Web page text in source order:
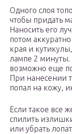
Одного слоя
чтобы придать
Наносить его
потом
края и
лампе 2 минуты.
возможно еще
При нанесении
попал на кожу,
Если такое все
спилить
или убрать